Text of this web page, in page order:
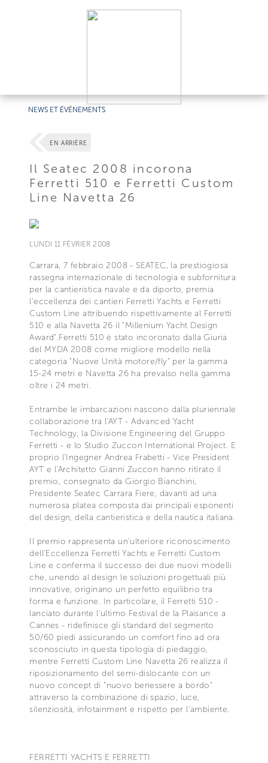
NEWS ET ÉVÉNEMENTS
EN ARRIÈRE
Il Seatec 2008 incorona
Ferretti 510 e Ferretti Custom
Line Navetta 26
LUNDI 11 FÉVRIER 2008
Carrara, 7 febbraio 2008 - SEATEC, la prestiogiosa
rassegna internazionale di tecnologia e subfornitura
per la cantieristica navale e da diporto, premia
l'eccellenza dei cantieri Ferretti Yachts e Ferretti
Custom Line attribuendo rispettivamente al Ferretti
510 e alla Navetta 26 il "Millenium Yacht Design
Award".Ferretti 510 è stato incoronato dalla Giuria
del MYDA 2008 come migliore modello nella
categoria "Nuove Unità motore/fly" per la gamma
15-24 metri e Navetta 26 ha prevalso nella gamma
oltre i 24 metri.
Entrambe le imbarcazioni nascono dalla pluriennale
collaborazione tra l'AYT - Advanced Yacht
Technology, la Divisione Engineering del Gruppo
Ferretti - e lo Studio Zuccon International Project. E
proprio l'Ingegner Andrea Frabetti - Vice President
AYT e l'Architetto Gianni Zuccon hanno ritirato il
premio, consegnato da Giorgio Bianchini,
Presidente Seatec Carrara Fiere, davanti ad una
numerosa platea composta dai principali esponenti
del design, della cantieristica e della nautica italiana.
Il premio rappresenta un'ulteriore riconoscimento
dell'Eccellenza Ferretti Yachts e Ferretti Custom
Line e conferma il successo dei due nuovi modelli
che, unendo al design le soluzioni progettuali più
innovative, originano un perfetto equilibrio tra
forma e funzione. In particolare, il Ferretti 510 -
lanciato durante l'ultimo Festival de la Plaisance a
Cannes - ridefinisce gli standard del segmento
50/60 piedi assicurando un comfort fino ad ora
sconosciuto in questa tipologia di piedaggio,
mentre Ferretti Custom Line Navetta 26 realizza il
riposizionamento del semi-dislocante con un
nuovo concept di "nuovo benessere a bordo"
attraverso la combinazione di spazio, luce,
silenziosità, infotainment e rispetto per l'ambiente.
FERRETTI YACHTS E FERRETTI